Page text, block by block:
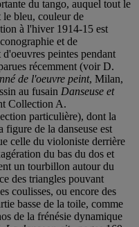
du tango, auquel tout le
le bleu, couleur de
à l'hiver 1914-15 est
et de
peintes pendant
récemment (voir D.
de l'oeuvre peint, Milan,
au fusain Danseuse et
Collection A.
particulière), dont la
figure de la danseuse est
celle du violoniste derrière
du bas du dos et
un tourbillon autour du
des triangles pouvant
coulisses, ou encore des
basse de la toile, comme
de la frénésie dynamique